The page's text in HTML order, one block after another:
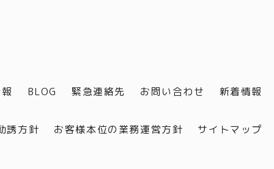
BLOG 緊急連絡先 お問い合わせ 新着情報
誘方針 お客様本位の業務運営方針 サイトマップ